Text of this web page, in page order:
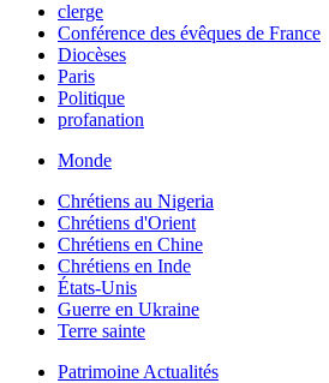
clerge
Conférence des évêques de France
Diocèses
Paris
Politique
profanation
Monde
Chrétiens au Nigeria
Chrétiens d'Orient
Chrétiens en Chine
Chrétiens en Inde
États-Unis
Guerre en Ukraine
Terre sainte
Patrimoine Actualités